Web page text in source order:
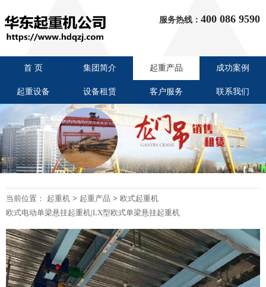
服务热线： 400 086 9590
首 页 集团简介 起重产品 成功案例
起重设备 设备租赁 客户服务 联系我们
当前位置： 起重机 > 起重产品 > 欧式起重机
欧式电动单梁悬挂起重机|LX型欧式单梁悬挂起重机